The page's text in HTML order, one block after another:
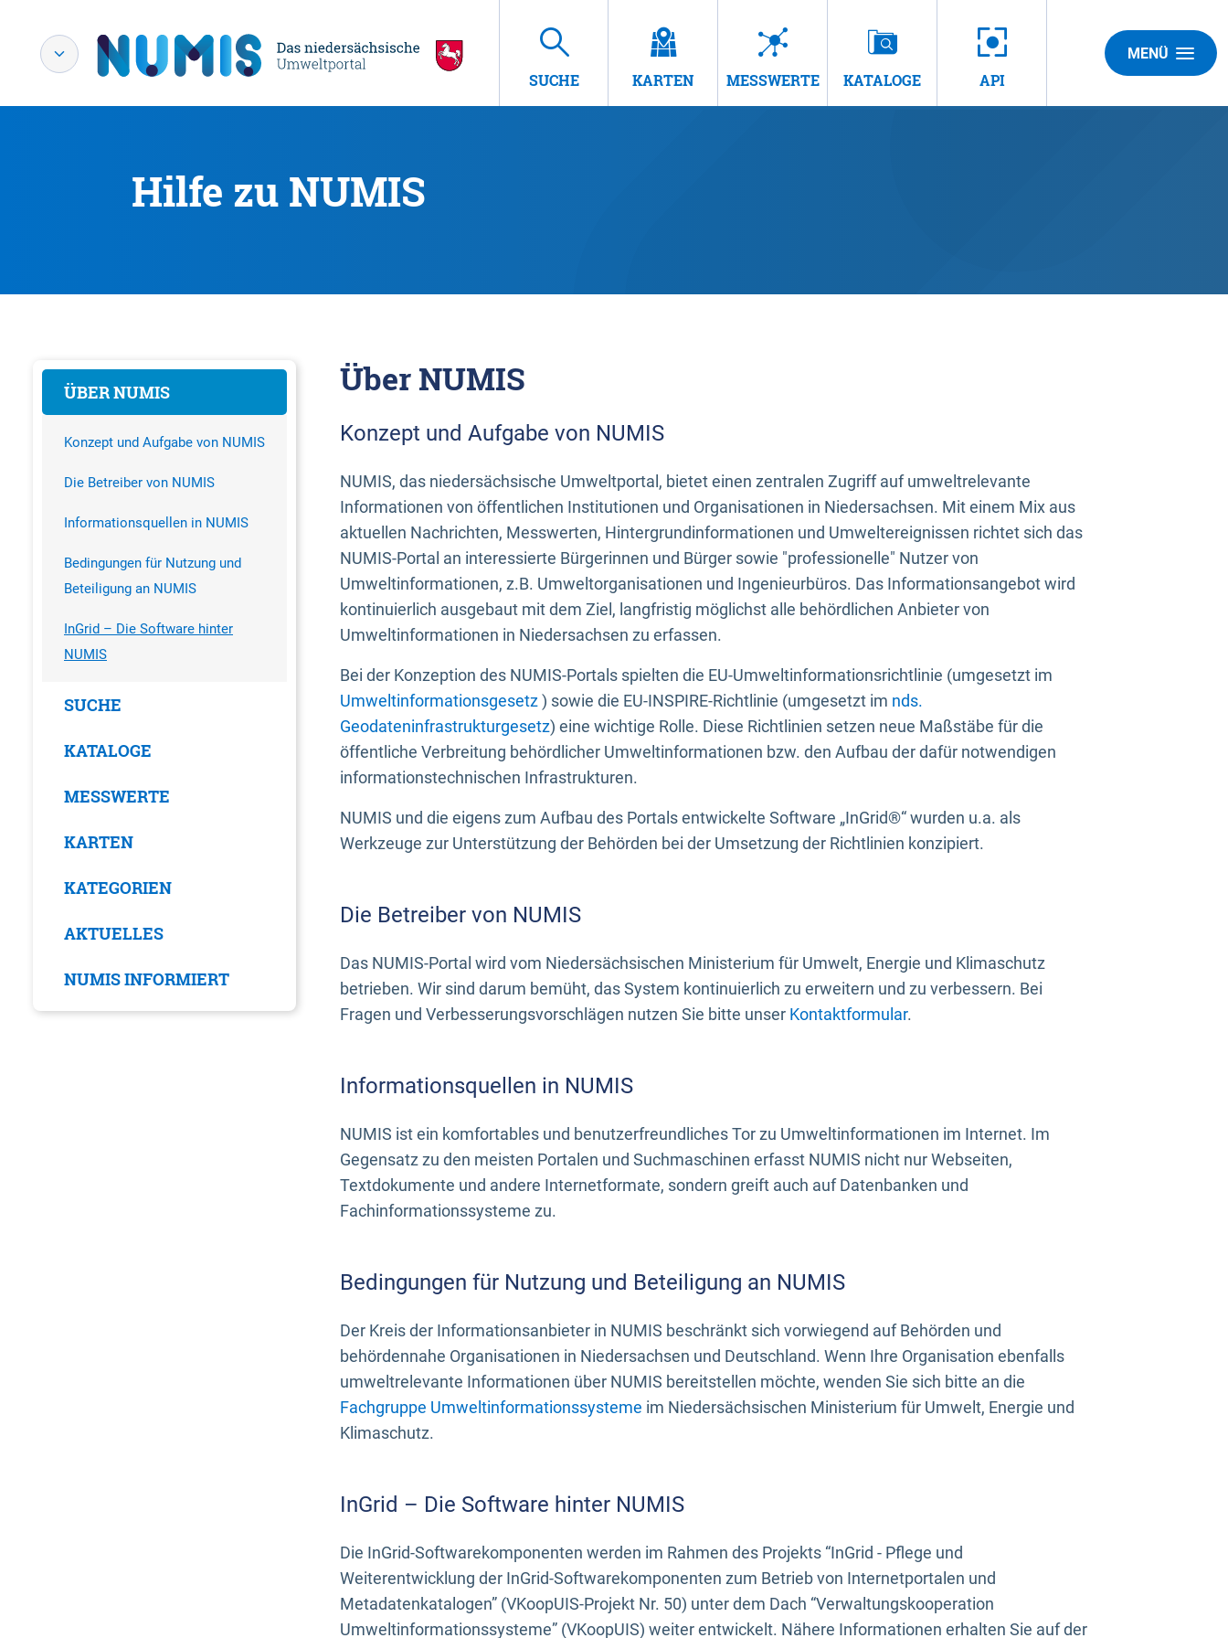
SUCHE KARTEN MESSWERTE KATALOGE API
MENÜ
Hilfe zu NUMIS
ÜBER NUMIS
Konzept und Aufgabe von NUMIS
Die Betreiber von NUMIS
Informationsquellen in NUMIS
Bedingungen für Nutzung und
Beteiligung an NUMIS
InGrid – Die Software hinter
NUMIS
SUCHE
KATALOGE
MESSWERTE
KARTEN
KATEGORIEN
AKTUELLES
NUMIS INFORMIERT
Über NUMIS
Konzept und Aufgabe von NUMIS
NUMIS, das niedersächsische Umweltportal, bietet einen zentralen Zugriff auf umweltrelevante
Informationen von öffentlichen Institutionen und Organisationen in Niedersachsen. Mit einem Mix aus
aktuellen Nachrichten, Messwerten, Hintergrundinformationen und Umweltereignissen richtet sich das
NUMIS-Portal an interessierte Bürgerinnen und Bürger sowie "professionelle" Nutzer von
Umweltinformationen, z.B. Umweltorganisationen und Ingenieurbüros. Das Informationsangebot wird
kontinuierlich ausgebaut mit dem Ziel, langfristig möglichst alle behördlichen Anbieter von
Umweltinformationen in Niedersachsen zu erfassen.
Bei der Konzeption des NUMIS-Portals spielten die EU-Umweltinformationsrichtlinie (umgesetzt im
Umweltinformationsgesetz) sowie die EU-INSPIRE-Richtlinie (umgesetzt im nds.
Geodateninfrastrukturgesetz) eine wichtige Rolle. Diese Richtlinien setzen neue Maßstäbe für die
öffentliche Verbreitung behördlicher Umweltinformationen bzw. den Aufbau der dafür notwendigen
informationstechnischen Infrastrukturen.
NUMIS und die eigens zum Aufbau des Portals entwickelte Software „InGrid®“ wurden u.a. als
Werkzeuge zur Unterstützung der Behörden bei der Umsetzung der Richtlinien konzipiert.
Die Betreiber von NUMIS
Das NUMIS-Portal wird vom Niedersächsischen Ministerium für Umwelt, Energie und Klimaschutz
betrieben. Wir sind darum bemüht, das System kontinuierlich zu erweitern und zu verbessern. Bei
Fragen und Verbesserungsvorschlägen nutzen Sie bitte unser Kontaktformular.
Informationsquellen in NUMIS
NUMIS ist ein komfortables und benutzerfreundliches Tor zu Umweltinformationen im Internet. Im
Gegensatz zu den meisten Portalen und Suchmaschinen erfasst NUMIS nicht nur Webseiten,
Textdokumente und andere Internetformate, sondern greift auch auf Datenbanken und
Fachinformationssysteme zu.
Bedingungen für Nutzung und Beteiligung an NUMIS
Der Kreis der Informationsanbieter in NUMIS beschränkt sich vorwiegend auf Behörden und
behördennahe Organisationen in Niedersachsen und Deutschland. Wenn Ihre Organisation ebenfalls
umweltrelevante Informationen über NUMIS bereitstellen möchte, wenden Sie sich bitte an die
Fachgruppe Umweltinformationssysteme im Niedersächsischen Ministerium für Umwelt, Energie und
Klimaschutz.
InGrid – Die Software hinter NUMIS
Die InGrid-Softwarekomponenten werden im Rahmen des Projekts “InGrid - Pflege und
Weiterentwicklung der InGrid-Softwarekomponenten zum Betrieb von Internetportalen und
Metadatenkatalogen” (VKoopUIS-Projekt Nr. 50) unter dem Dach “Verwaltungskooperation
Umweltinformationssysteme” (VKoopUIS) weiter entwickelt. Nähere Informationen erhalten Sie auf der